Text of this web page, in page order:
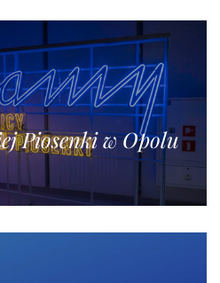
Piosenki w Opolu